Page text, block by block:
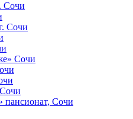
Сочи
Сочи
Сочи
Сочи